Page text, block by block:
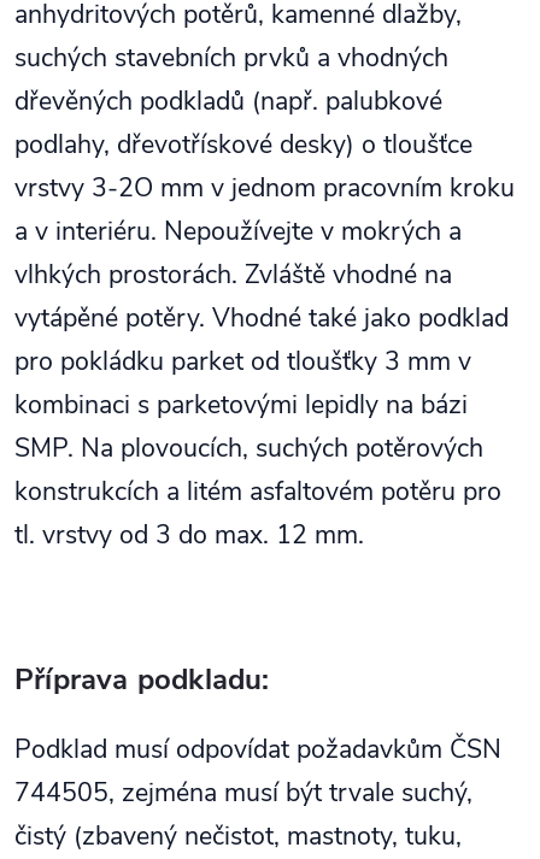
anhydritových potěrů, kamenné dlažby,
suchých stavebních prvků a vhodných
dřevěných podkladů (např. palubkové
podlahy, dřevotřískové desky) o tloušťce
vrstvy 3-2O mm v jednom pracovním kroku
a v interiéru. Nepoužívejte v mokrých a
vlhkých prostorách. Zvláště vhodné na
vytápěné potěry. Vhodné také jako podklad
pro pokládku parket od tloušťky 3 mm v
kombinaci s parketovými lepidly na bázi
SMP. Na plovoucích, suchých potěrových
konstrukcích a litém asfaltovém potěru pro
tl. vrstvy od 3 do max. 12 mm.
Příprava podkladu:
Podklad musí odpovídat požadavkům ČSN
744505, zejména musí být trvale suchý,
čistý (zbavený nečistot, mastnoty, tuku,